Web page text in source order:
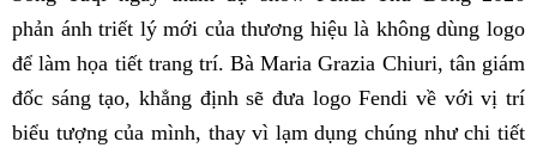
phản ánh triết lý mới của thương hiệu là không dùng logo
để làm họa tiết trang trí. Bà Maria Grazia Chiuri, tân giám
đốc sáng tạo, khẳng định sẽ đưa logo Fendi về với vị trí
biểu tượng của mình, thay vì lạm dụng chúng như chi tiết